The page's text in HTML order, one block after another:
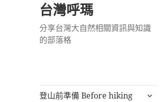
台灣呼瑪
分享台灣大自然相關資訊與知識
的部落格
登山前準備 Before hiking
展